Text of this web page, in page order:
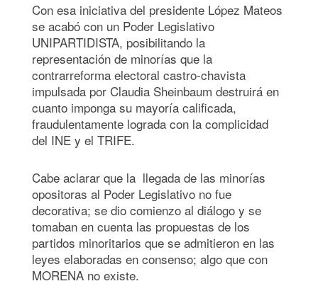
Con esa iniciativa del presidente López Mateos
se acabó con un Poder Legislativo
UNIPARTIDISTA, posibilitando la
representación de minorías que la
contrarreforma electoral castro-chavista
impulsada por Claudia Sheinbaum destruirá en
cuanto imponga su mayoría calificada,
fraudulentamente lograda con la complicidad
del INE y el TRIFE.
Cabe aclarar que la llegada de las minorías
opositoras al Poder Legislativo no fue
decorativa; se dio comienzo al diálogo y se
tomaban en cuenta las propuestas de los
partidos minoritarios que se admitieron en las
leyes elaboradas en consenso; algo que con
MORENA no existe.